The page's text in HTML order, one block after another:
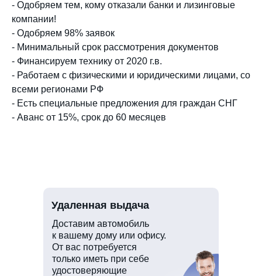
- Одобряем тем, кому отказали банки и лизинговые
компании!
- Одобряем 98% заявок
- Минимальный срок рассмотрения документов
- Финансируем технику от 2020 г.в.
- Работаем с физическими и юридическими лицами, со
всеми регионами РФ
- Есть специальные предложения для граждан СНГ
- Аванс от 15%, срок до 60 месяцев
Доставим автомобиль
к вашему дому или офису.
От вас потребуется
только иметь при себе
удостоверяющие
Удаленная выдача